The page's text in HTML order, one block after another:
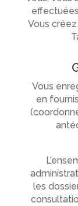
Vous
Vous
en
les